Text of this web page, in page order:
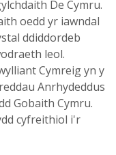
De Cymru.
oedd yr iawndal
ddiddordeb
leol.
Cymreig yn y
Anrhydeddus
Gobaith Cymru.
cyfreithiol i'r